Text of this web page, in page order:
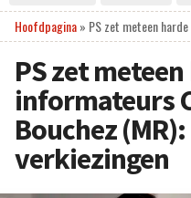
Hoofdpagina» PS zet meteen
PS zet
informateurs
Bouchez
verkiezingen